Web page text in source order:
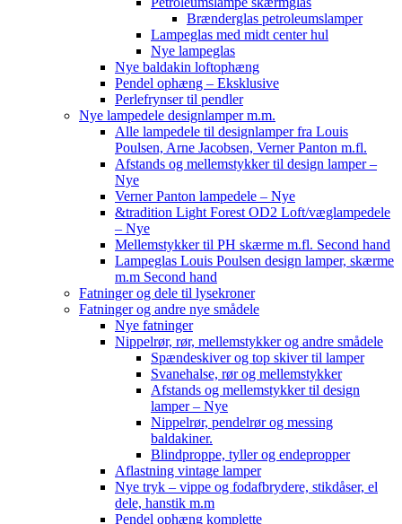
Brænderglas petroleumslamper
Lampeglas med midt center hul
Nye lampeglas
Nye baldakin loftophæng
Pendel ophæng – Eksklusive
Perlefrynser til pendler
Nye lampedele designlamper m.m.
Alle lampedele til designlamper fra Louis
Poulsen, Arne Jacobsen, Verner Panton m.fl.
Afstands og mellemstykker til design lamper –
Nye
Verner Panton lampedele – Nye
&tradition Light Forest OD2 Loft/væglampedele
– Nye
Mellemstykker til PH skærme m.fl. Second hand
Lampeglas Louis Poulsen design lamper, skærme
m.m Second hand
Fatninger og dele til lysekroner
Fatninger og andre nye smådele
Nye fatninger
Nippelrør, rør, mellemstykker og andre smådele
Spændeskiver og top skiver til lamper
Svanehalse, rør og mellemstykker
Afstands og mellemstykker til design
lamper – Nye
Nippelrør, pendelrør og messing
baldakiner.
Blindproppe, tyller og endepropper
Aflastning vintage lamper
Nye tryk – vippe og fodafbrydere, stikdåser, el
dele, hanstik m.m
Pendel ophæng komplette